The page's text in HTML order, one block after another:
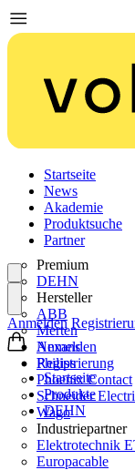
Startseite
News
Akademie
Produktsuche
Partner
Premium
DEHN
Hersteller
ABB
Merten
Nexans
Philips
Phoenix Contact
Schneider
Wago
Industriepartner
Elektrotechnik
Europacable
Anmelden
Registrierung
Anmelden
Startseite
Produkte
DEHN